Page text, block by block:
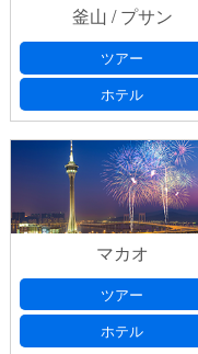
釜山 / プサン
ツアー
ホテル
マカオ
ツアー
ホテル